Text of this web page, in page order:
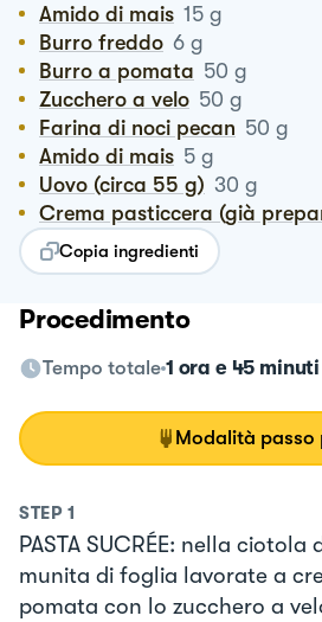
Amido di mais 15 g
Burro freddo 6 g
Burro a pomata 50 g
Zucchero a velo 50 g
Farina di noci pecan 50 g
Amido di mais 5 g
Uovo (circa 55 g) 30 g
Crema pasticcera (già
Copia ingredienti
Procedimento
Tempo totale 1 ora e 45 minuti
Modalità passo
STEP 1
PASTA SUCRÉE: nella
munita di foglia lavorate a
pomata con lo zucchero a